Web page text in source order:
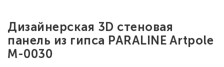
Дизайнерская 3D стеновая
панель из гипса PARALINE Artpole
M-0030